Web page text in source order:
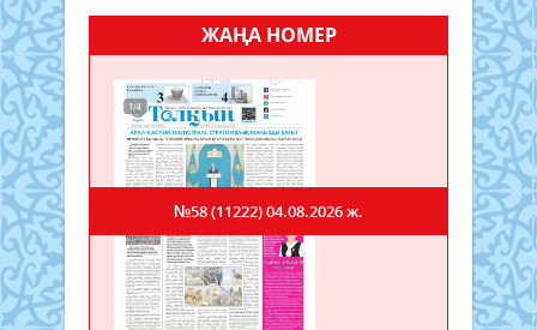
ЖАҢА НОМЕР
№58 (11222)04.08.2026 ж.